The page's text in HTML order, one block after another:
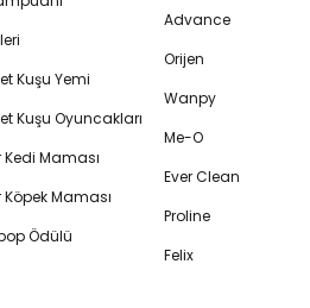
Kuşu Yemi
Kuşu Oyuncakları
Kedi Maması
Köpek Maması
Ödülü
Advance
Orijen
Wanpy
Me-O
Ever Clean
Proline
Felix